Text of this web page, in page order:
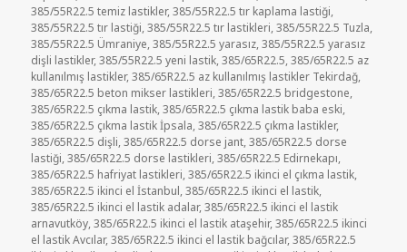
385/55R22.5 temiz lastikler,385/55R22.5 tır kaplama lastiği,
385/55R22.5 tır lastiği,385/55R22.5 tır lastikleri,385/55R22.5 Tuzla,
385/55R22.5 Ümraniye,385/55R22.5 yarasız,385/55R22.5 yarasız
dişli lastikler,385/55R22.5 yeni lastik,385/65R22.5,385/65R22.5 az
kullanılmış lastikler,385/65R22.5 az kullanılmış lastikler Tekirdağ,
385/65R22.5 beton mikser lastikleri,385/65R22.5 bridgestone,
385/65R22.5 çıkma lastik,385/65R22.5 çıkma lastik baba eski,
385/65R22.5 çıkma lastik İpsala,385/65R22.5 çıkma lastikler,
385/65R22.5 dişli,385/65R22.5 dorse jant,385/65R22.5 dorse
lastiği,385/65R22.5 dorse lastikleri,385/65R22.5 Edirnekapı,
385/65R22.5 hafriyat lastikleri,385/65R22.5 ikinci el çıkma lastik,
385/65R22.5 ikinci el İstanbul,385/65R22.5 ikinci el lastik,
385/65R22.5 ikinci el lastik adalar,385/65R22.5 ikinci el lastik
arnavutköy,385/65R22.5 ikinci el lastik ataşehir,385/65R22.5 ikinci
el lastik Avcılar,385/65R22.5 ikinci el lastik bağcılar,385/65R22.5